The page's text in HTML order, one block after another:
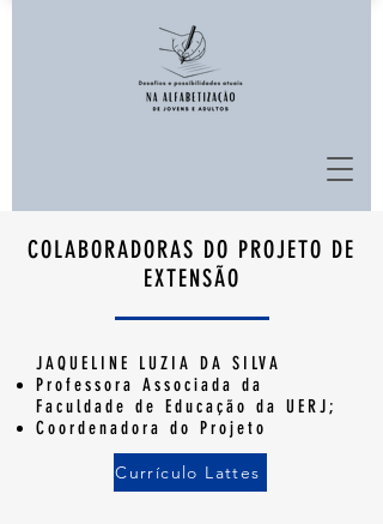
COLABORADORAS DO PROJETO DE
EXTENSÃO
JAQUELINE LUZIA DA SILVA
Professora Associada da
Faculdade de Educação da UERJ​;
Coordenadora do Projeto
Currículo Lattes